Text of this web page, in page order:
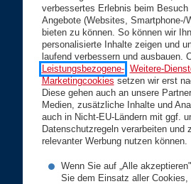
verbessertes Erlebnis beim Besuch
Angebote (Websites, Smartphone-/
bieten zu können. So können wir
personalisierte Inhalte zeigen und
laufend verbessern und ausbauen.
Leistungsbezogene-, Weitere-
Marketingcookies setzen wir erst
Diese gehen auch an unsere
Medien, zusätzliche Inhalte und
auch in Nicht-EU-Ländern mit ggf.
Datenschutzregeln verarbeiten und
relevanter Werbung nutzen können.
Wenn Sie auf „Alle
Sie dem Einsatz aller Cookies,